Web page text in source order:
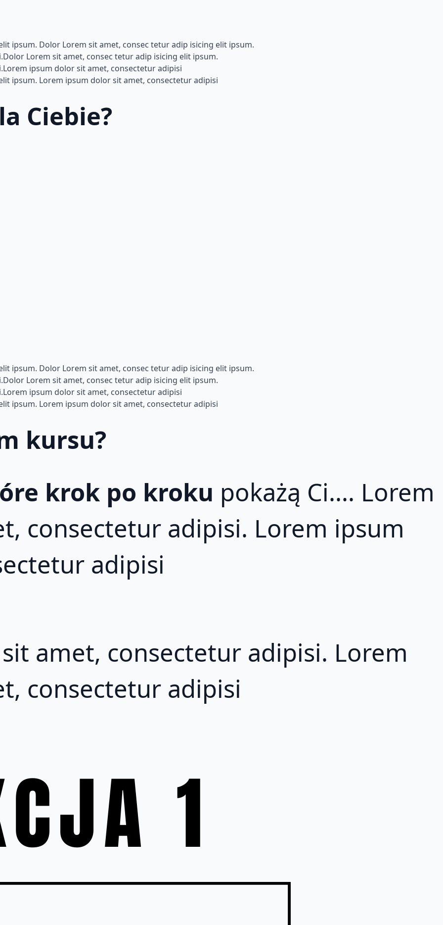
ipsum. Dolor Lorem sit amet, consec tetur adip isicing elit ipsum.
Lorem sit amet, consec tetur adip isicing elit ipsum.
ipsum dolor sit amet, consectetur adipisi
ipsum. Lorem ipsum dolor sit amet, consectetur adipisi
Ciebie?
ipsum. Dolor Lorem sit amet, consec tetur adip isicing elit ipsum.
Lorem sit amet, consec tetur adip isicing elit ipsum.
ipsum dolor sit amet, consectetur adipisi
ipsum. Lorem ipsum dolor sit amet, consectetur adipisi
kursu?
krok po kroku pokażą Ci.... Lorem
consectetur adipisi. Lorem ipsum
adipisi
amet, consectetur adipisi. Lorem
consectetur adipisi